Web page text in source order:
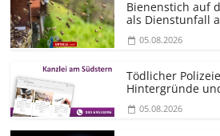
Bienenstich auf
als Dienstunfall
05.08.2026
Tödlicher
Hintergründe
05.08.2026